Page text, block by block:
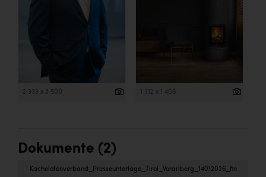
2 333 x 3 500 1 312 x 1 408
Dokumente (2)
Kachelofenverband_Presseunterlage_Tirol_Vorarlberg_14012026_fin